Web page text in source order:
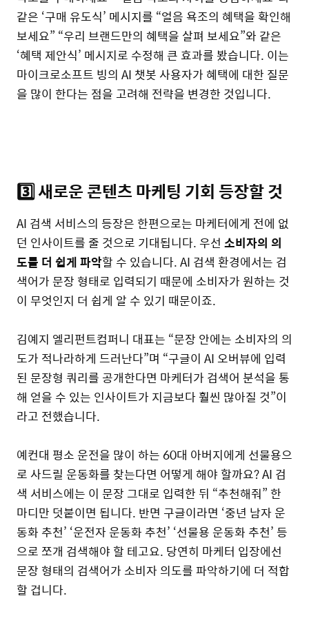
같은 ‘구매 유도식’ 메시지를 “얼음 욕조의 혜택을 확인해
보세요” “우리 브랜드만의 혜택을 살펴 보세요”와 같은
‘혜택 제안식’ 메시지로 수정해 큰 효과를 봤습니다. 이는
마이크로소프트 빙의 AI 챗봇 사용자가 혜택에 대한 질문
을 많이 한다는 점을 고려해 전략을 변경한 것입니다.
3️⃣ 새로운 콘텐츠 마케팅 기회 등장할 것
AI 검색 서비스의 등장은 한편으로는 마케터에게 전에 없
던 인사이트를 줄 것으로 기대됩니다. 우선 소비자의 의
도를 더 쉽게 파악할 수 있습니다. AI 검색 환경에서는 검
색어가 문장 형태로 입력되기 때문에 소비자가 원하는 것
이 무엇인지 더 쉽게 알 수 있기 때문이죠.
김예지 엘리펀트컴퍼니 대표는 “문장 안에는 소비자의 의
도가 적나라하게 드러난다”며 “구글이 AI 오버뷰에 입력
된 문장형 쿼리를 공개한다면 마케터가 검색어 분석을 통
해 얻을 수 있는 인사이트가 지금보다 훨씬 많아질 것”이
라고 전했습니다.
예컨대 평소 운전을 많이 하는 60대 아버지에게 선물용으
로 사드릴 운동화를 찾는다면 어떻게 해야 할까요? AI 검
색 서비스에는 이 문장 그대로 입력한 뒤 “추천해줘” 한
마디만 덧붙이면 됩니다. 반면 구글이라면 ‘중년 남자 운
동화 추천’ ‘운전자 운동화 추천’ ‘선물용 운동화 추천’ 등
으로 쪼개 검색해야 할 테고요. 당연히 마케터 입장에선
문장 형태의 검색어가 소비자 의도를 파악하기에 더 적합
할 겁니다.